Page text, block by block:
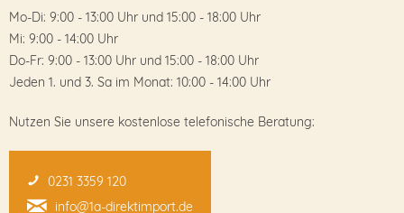
Mo-Di: 9:00 - 13:00 Uhr und 15:00 - 18:00 Uhr
Mi: 9:00 - 14:00 Uhr
Do-Fr: 9:00 - 13:00 Uhr und 15:00 - 18:00 Uhr
Jeden 1. und 3. Sa im Monat: 10:00 - 14:00 Uhr
Nutzen Sie unsere kostenlose telefonische Beratung:
0231 3359 120
info@1a-direktimport.de